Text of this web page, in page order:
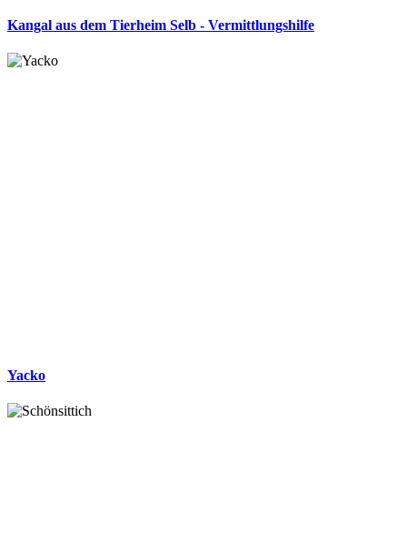
Kangal aus dem Tierheim Selb - Vermittlungshilfe
Yacko